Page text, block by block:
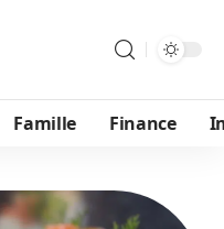
Famille Finance